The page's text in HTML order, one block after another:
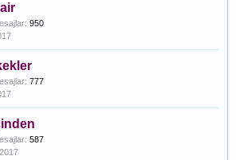
950
777
587